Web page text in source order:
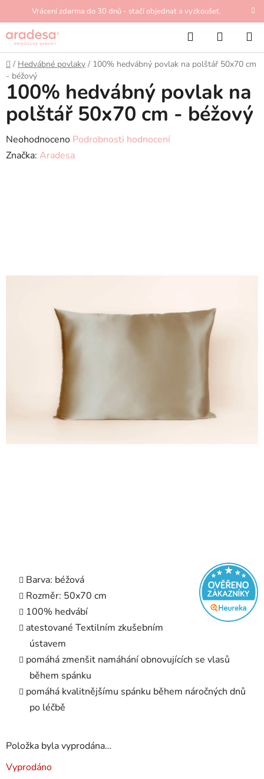
obsah
Vrácení zdarma do 30 dnů - stačí objednat a vyzkoušet.
Hledat
KOŠÍK
Domů
/ Hedvábné povlaky / 100% hedvábný povlak na polštář 50x70 cm
- béžový
Barva: béžová
Rozměr: 50x70 cm
100% hedvábí
atestované Textilním zkušebním
ústavem
pomáhá zmenšit namáhání obnovujících se vlasů
během spánku
pomáhá kvalitnějšímu spánku během náročných dnů
po léčbě
Položka byla vyprodána…
Vyprodáno
100% hedvábný povlak na
polštář 50x70 cm - béžový
Průměrné
hodnocení
Neohodnoceno Podrobnosti hodnocení
Značka: Aradesa